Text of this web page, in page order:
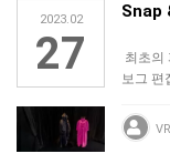
2023.02
27
Snap
최초의
보그 편